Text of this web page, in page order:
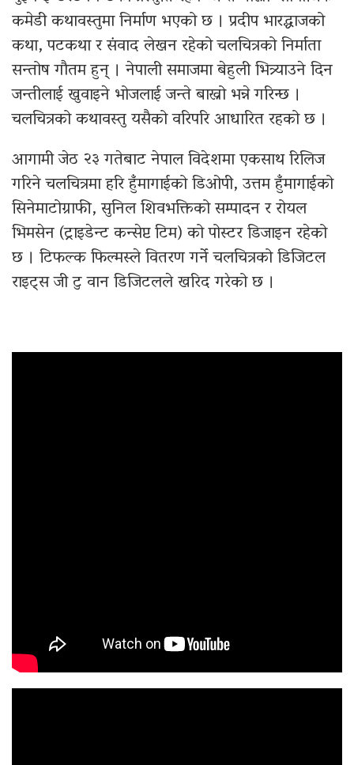
कमेडी कथावस्तुमा निर्माण भएको छ । प्रदीप भारद्धाजको
कथा, पटकथा र संवाद लेखन रहेको चलचित्रको निर्माता
सन्तोष गौतम हुन् । नेपाली समाजमा बेहुली भित्र्याउने दिन
जन्तीलाई खुवाइने भोजलाई जन्ते बाख्रो भन्ने गरिन्छ ।
चलचित्रको कथावस्तु यसैको वरिपरि आधारित रहको छ ।
आगामी जेठ २३ गतेबाट नेपाल विदेशमा एकसाथ रिलिज
गरिने चलचित्रमा हरि हुँमागाईको डिओपी, उत्तम हुँमागाईको
सिनेमाटोग्राफी, सुनिल शिवभक्तिको सम्पादन र रोयल
भिमसेन (ट्राइडेन्ट कन्सेप्ट टिम) को पोस्टर डिजाइन रहेको
छ । टिफल्क फिल्मस्ले वितरण गर्ने चलचित्रको डिजिटल
राइट्स जी टु वान डिजिटलले खरिद गरेको छ ।